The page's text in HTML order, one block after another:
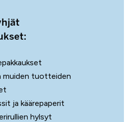
muiden tuotteiden
ja käärepaperit
hylsyt